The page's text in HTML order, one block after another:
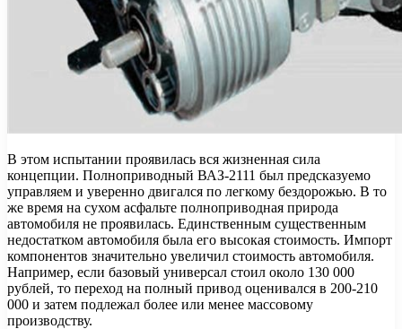
В этом испытании проявилась вся жизненная сила
концепции. Полноприводный ВАЗ-2111 был предсказуемо
управляем и уверенно двигался по легкому бездорожью. В то
же время на сухом асфальте полноприводная природа
автомобиля не проявилась. Единственным существенным
недостатком автомобиля была его высокая стоимость. Импорт
компонентов значительно увеличил стоимость автомобиля.
Например, если базовый универсал стоил около 130 000
рублей, то переход на полный привод оценивался в 200-210
000 и затем подлежал более или менее массовому
производству.